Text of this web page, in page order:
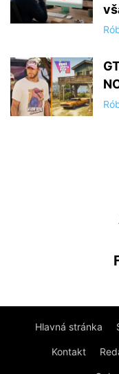
Hlavná stránka
Kontakt